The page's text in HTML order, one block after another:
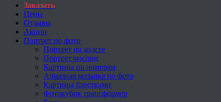
Заказать
Цены
Отзывы
Акции
Портрет по фото
Портрет на холсте
Портрет маслом
Картины по номерам
Алмазная мозаика по фото
Картины блестками
Фотокубик трансформер